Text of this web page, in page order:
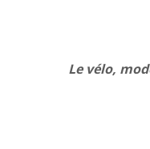
Le vélo,